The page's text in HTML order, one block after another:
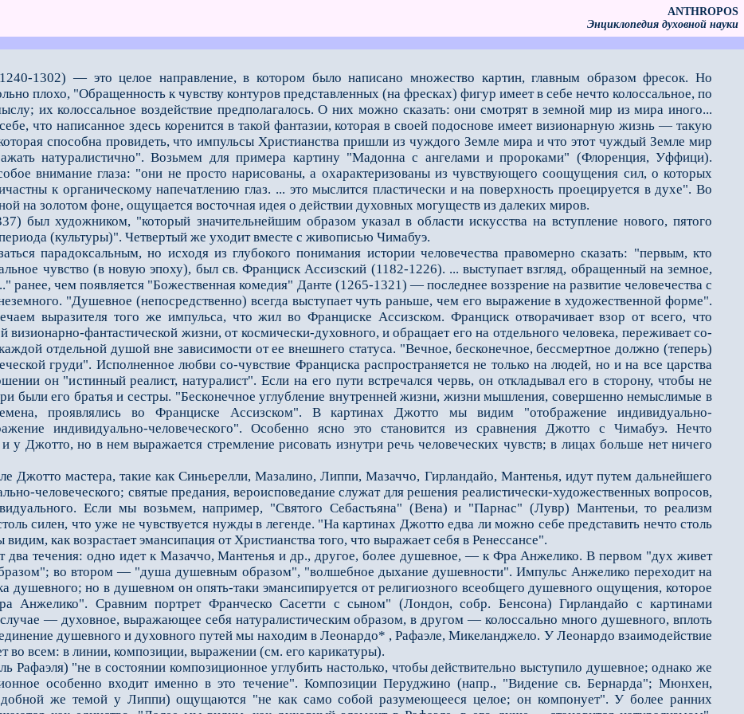
ANTHROPOS
Энциклопедия духовной науки
1302) — это целое направление, в котором было написано множество картин, главным образом фресок. Но
плохо, "Обращенность к чувству контуров представленных (на фресках) фигур имеет в себе нечто колоссальное, по
их колоссальное воздействие предполагалось. О них можно сказать: они смотрят в земной мир из мира иного...
что написанное здесь коренится в такой фантазии, которая в своей подоснове имеет визионарную жизнь — такую
способна провидеть, что импульсы Христианства пришли из чуждого Земле мира и что этот чуждый Земле мир
натуралистично". Возьмем для примера картину "Мадонна с ангелами и пророками" (Флоренция, Уффици).
внимание глаза: "они не просто нарисованы, а охарактеризованы из чувствующего соощущения сил, о которых
к органическому напечатлению глаз. ... это мыслится пластически и на поверхность проецируется в духе". Во
на золотом фоне, ощущается восточная идея о действии духовных могуществ из далеких миров.
художником, "который значительнейшим образом указал в области искусства на вступление нового, пятого
(культуры)". Четвертый же уходит вместе с живописью Чимабуэ.
парадоксальным, но исходя из глубокого понимания истории человечества правомерно сказать: "первым, кто
чувство (в новую эпоху), был св. Франциск Ассизский (1182-1226). ... выступает взгляд, обращенный на земное,
ранее, чем появляется "Божественная комедия" Данте (1265-1321) — последнее воззрение на развитие человечества с
"Душевное (непосредственно) всегда выступает чуть раньше, чем его выражение в художественной форме".
выразителя того же импульса, что жил во Франциске Ассизском. Франциск отворачивает взор от всего, что
визионарно-фантастической жизни, от космически-духовного, и обращает его на отдельного человека, переживает со-
отдельной душой вне зависимости от ее внешнего статуса. "Вечное, бесконечное, бессмертное должно (теперь)
груди". Исполненное любви со-чувствие Франциска распространяется не только на людей, но и на все царства
он "истинный реалист, натуралист". Если на его пути встречался червь, он откладывал его в сторону, чтобы не
были его братья и сестры. "Бесконечное углубление внутренней жизни, жизни мышления, совершенно немыслимые в
проявлялись во Франциске Ассизском". В картинах Джотто мы видим "отображение индивидуально-
индивидуально-человеческого". Особенно ясно это становится из сравнения Джотто с Чимабуэ. Нечто
у Джотто, но в нем выражается стремление рисовать изнутри речь человеческих чувств; в лицах больше нет ничего
мастера, такие как Синьерелли, Мазалино, Липпи, Мазаччо, Гирландайо, Мантенья, идут путем дальнейшего
человеческого; святые предания, вероисповедание служат для решения реалистически-художественных вопросов,
Если мы возьмем, например, "Святого Себастьяна" (Вена) и "Парнас" (Лувр) Мантеньи, то реализм
силен, что уже не чувствуется нужды в легенде. "На картинах Джотто едва ли можно себе представить нечто столь
как возрастает эмансипация от Христианства того, что выражает себя в Ренессансе".
течения: одно идет к Мазаччо, Мантенья и др., другое, более душевное, — к Фра Анжелико. В первом "дух живет
во втором — "душа душевным образом", "волшебное дыхание душевности". Импульс Анжелико переходит на
душевного; но в душевном он опять-таки эмансипируется от религиозного всеобщего душевного ощущения, которое
Анжелико". Сравним портрет Франческо Сасетти с сыном" (Лондон, собр. Бенсона) Гирландайо с картинами
— духовное, выражающее себя натуралистическим образом, в другом — колоссально много душевного, вплоть
душевного и духовного путей мы находим в Леонардо* , Рафаэле, Микеланджело. У Леонардо взаимодействие
во всем: в линии, композиции, выражении (см. его карикатуры).
"не в состоянии композиционное углубить настолько, чтобы действительно выступило душевное; однако же
особенно входит именно в это течение". Композиции Перуджино (напр., "Видение св. Бернарда"; Мюнхен,
же темой у Липпи) ощущаются "не как само собой разумеющееся целое; он компонует". У более ранних